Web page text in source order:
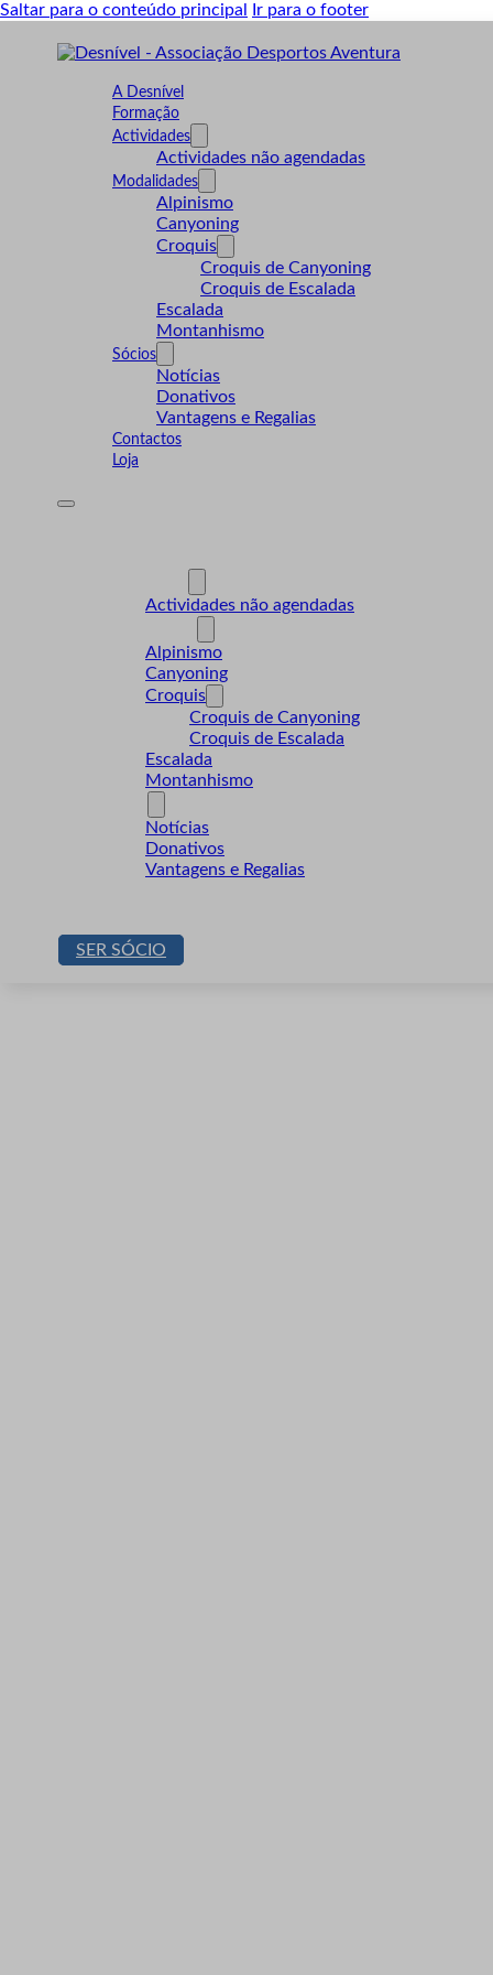
Saltar para o conteúdo principal Ir para o footer
A Desnível
Formação
Actividades
Actividades não agendadas
Modalidades
Alpinismo
Canyoning
Croquis
Croquis de Canyoning
Croquis de Escalada
Escalada
Montanhismo
Sócios
Notícias
Donativos
Vantagens e Regalias
Contactos
Loja
Actividades não agendadas
Alpinismo
Canyoning
Croquis
Croquis de Canyoning
Croquis de Escalada
Escalada
Montanhismo
Notícias
Donativos
Vantagens e Regalias
SER SÓCIO